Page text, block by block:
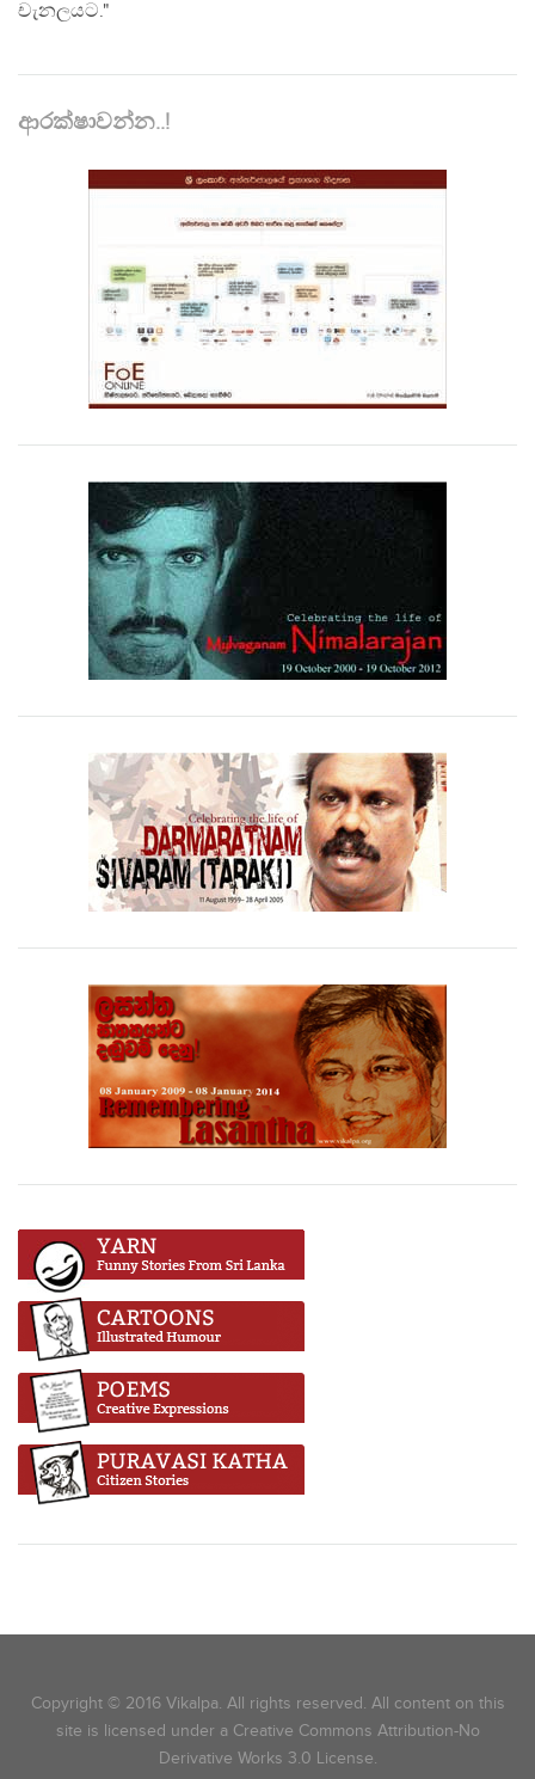
චැනලයට."
ආරක්ෂාවන්න..!
Copyright © 2016 Vikalpa. All rights reserved. All content on this
site is licensed under a Creative Commons Attribution-No
Derivative Works 3.0 License.